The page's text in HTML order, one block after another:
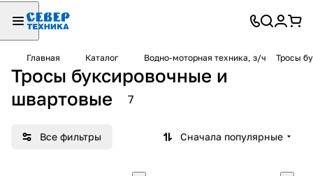
Главная Каталог Водно-моторная техника, з/ч Тросы
Тросы буксировочные и
швартовые
7
Все фильтры Сначала популярные